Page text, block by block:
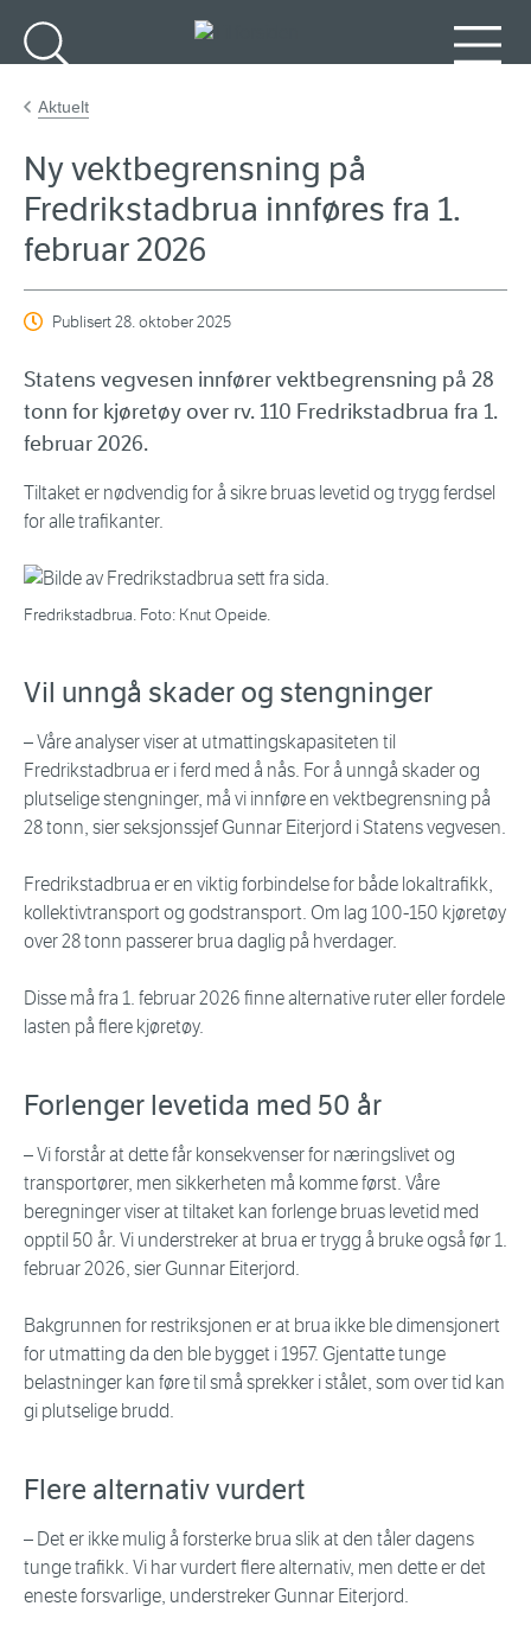
Aktuelt
Ny vektbegrensning på
Fredrikstadbrua innføres fra 1.
februar 2026
Publisert28. oktober 2025
Statens vegvesen innfører vektbegrensning på 28
tonn for kjøretøy over rv. 110 Fredrikstadbrua fra 1.
februar 2026.
Tiltaket er nødvendig for å sikre bruas levetid og trygg ferdsel
for alle trafikanter.
Fredrikstadbrua. Foto: Knut Opeide.
Vil unngå skader og stengninger
– Våre analyser viser at utmattingskapasiteten til
Fredrikstadbrua er i ferd med å nås. For å unngå skader og
plutselige stengninger, må vi innføre en vektbegrensning på
28 tonn, sier seksjonssjef Gunnar Eiterjord i Statens vegvesen.
Fredrikstadbrua er en viktig forbindelse for både lokaltrafikk,
kollektivtransport og godstransport. Om lag 100-150 kjøretøy
over 28 tonn passerer brua daglig på hverdager.
Disse må fra 1. februar 2026 finne alternative ruter eller fordele
lasten på flere kjøretøy.
Forlenger levetida med 50 år
– Vi forstår at dette får konsekvenser for næringslivet og
transportører, men sikkerheten må komme først. Våre
beregninger viser at tiltaket kan forlenge bruas levetid med
opptil 50 år. Vi understreker at brua er trygg å bruke også før 1.
februar 2026, sier Gunnar Eiterjord.
Bakgrunnen for restriksjonen er at brua ikke ble dimensjonert
for utmatting da den ble bygget i 1957. Gjentatte tunge
belastninger kan føre til små sprekker i stålet, som over tid kan
gi plutselige brudd.
Flere alternativ vurdert
– Det er ikke mulig å forsterke brua slik at den tåler dagens
tunge trafikk. Vi har vurdert flere alternativ, men dette er det
eneste forsvarlige, understreker Gunnar Eiterjord.